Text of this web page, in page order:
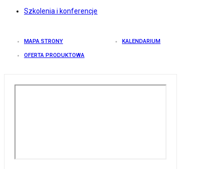
Szkolenia i konferencje
MAPA STRONY KALENDARIUM
OFERTA PRODUKTOWA